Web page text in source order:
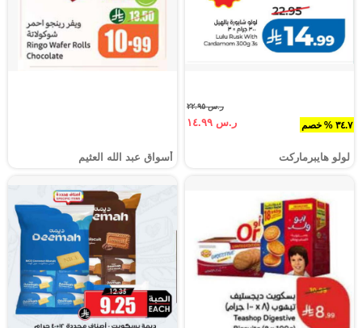
٣٤.٧ % خصم
ر.س ٢٢.٩٥
ر.س ١٤.٩٩
لولو هايبرماركت أسواق عبد الله العثيم